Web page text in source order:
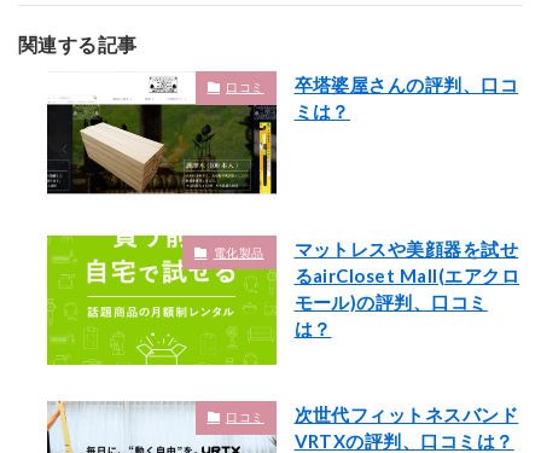
関連する記事
口コミ
卒塔婆屋さんの評判、口コ
ミは？
電化製品
マットレスや美顔器を試せ
るairCloset Mall(エアクロ
モール)の評判、口コミ
は？
口コミ
次世代フィットネスバンド
VRTXの評判、口コミは？